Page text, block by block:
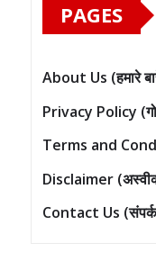
PAGES
About Us (हमारे
Privacy Policy
Terms and
Disclaimer
Contact Us